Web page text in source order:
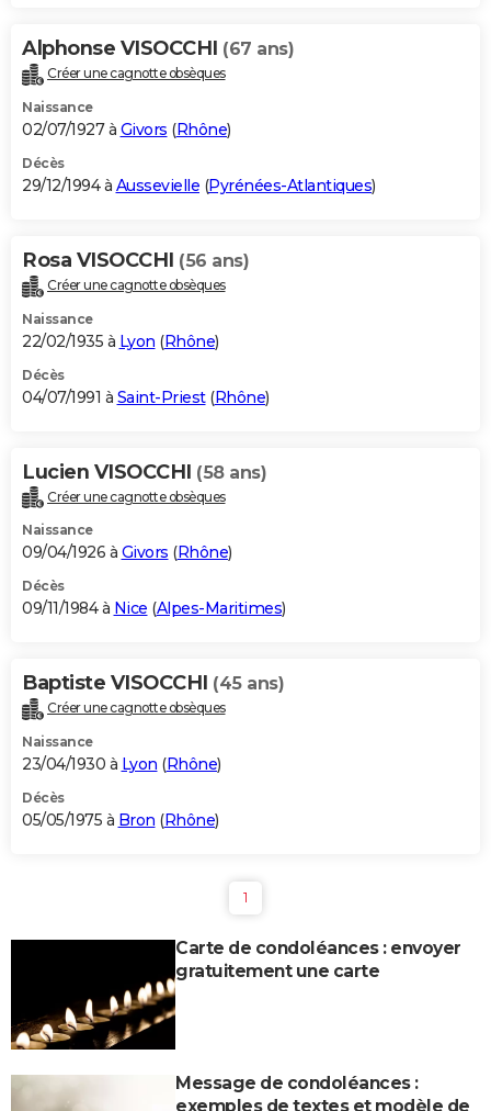
Alphonse VISOCCHI (67 ans)
Créer une cagnotte obsèques
Naissance
02/07/1927 à Givors (Rhône)
Décès
29/12/1994 à Aussevielle (Pyrénées-Atlantiques)
Rosa VISOCCHI (56 ans)
Créer une cagnotte obsèques
Naissance
22/02/1935 à Lyon (Rhône)
Décès
04/07/1991 à Saint-Priest(Rhône)
Lucien VISOCCHI (58 ans)
Créer une cagnotte obsèques
Naissance
09/04/1926 à Givors (Rhône)
Décès
09/11/1984 à Nice (Alpes-Maritimes)
Baptiste VISOCCHI (45 ans)
Créer une cagnotte obsèques
Naissance
23/04/1930 à Lyon (Rhône)
Décès
05/05/1975 à Bron (Rhône)
1
Carte de condoléances : envoyer
gratuitement une carte
Message de condoléances :
exemples de textes et modèle de